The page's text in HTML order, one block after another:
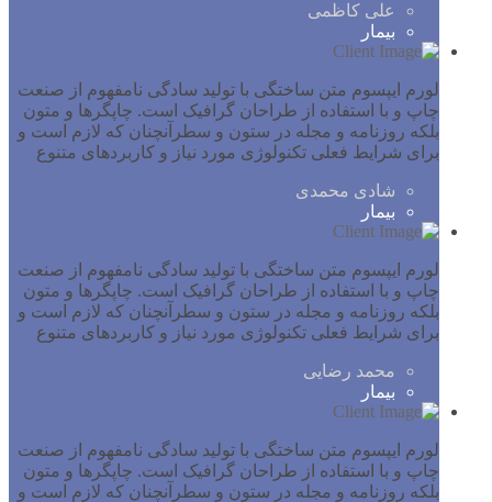
علی کاظمی
بیمار
لورم ایپسوم متن ساختگی با تولید سادگی نامفهوم از صنعت
چاپ و با استفاده از طراحان گرافیک است. چاپگرها و متون
بلکه روزنامه و مجله در ستون و سطرآنچنان که لازم است و
برای شرایط فعلی تکنولوژی مورد نیاز و کاربردهای متنوع
شادی محمدی
بیمار
لورم ایپسوم متن ساختگی با تولید سادگی نامفهوم از صنعت
چاپ و با استفاده از طراحان گرافیک است. چاپگرها و متون
بلکه روزنامه و مجله در ستون و سطرآنچنان که لازم است و
برای شرایط فعلی تکنولوژی مورد نیاز و کاربردهای متنوع
محمد رضایی
بیمار
لورم ایپسوم متن ساختگی با تولید سادگی نامفهوم از صنعت
چاپ و با استفاده از طراحان گرافیک است. چاپگرها و متون
بلکه روزنامه و مجله در ستون و سطرآنچنان که لازم است و